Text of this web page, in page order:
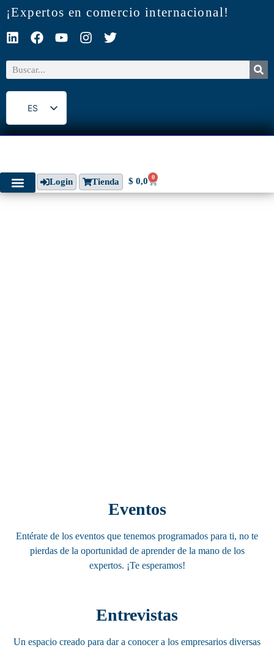
¡Expertos en comercio internacional!
ES
EN
Login Tienda $ 0,0 0
Eventos
Entérate de los eventos que tenemos programados para ti, no te
pierdas de la oportunidad de aprender de la mano de los
expertos. ¡Te esperamos!
Entrevistas
Un espacio creado para dar a conocer a los empresarios diversas